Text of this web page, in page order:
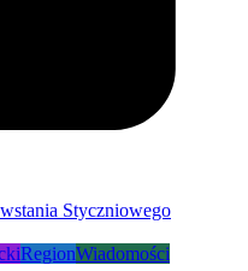
RegionWiadomości